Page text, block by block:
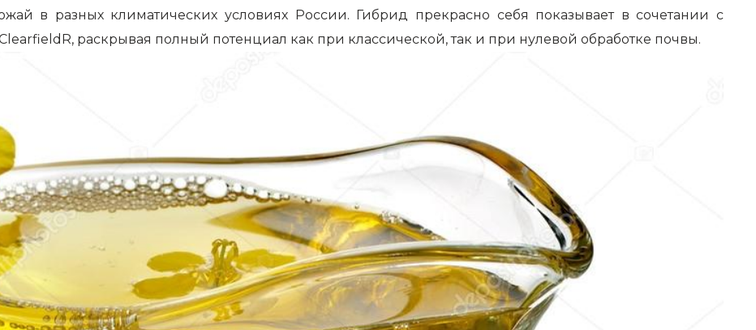
в разных климатических условиях России. Гибрид прекрасно себя показывает в сочетании с
раскрывая полный потенциал как при классической, так и при нулевой обработке почвы.